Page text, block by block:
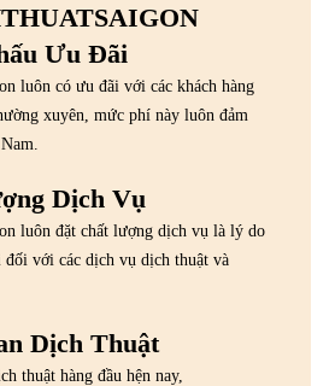
Ưu Đãi
luôn có ưu đãi với các khách hàng
xuyên, mức phí này luôn đảm
Dịch Vụ
luôn đặt chất lượng dịch vụ là lý do
đối với các dịch vụ dịch thuật và
Dịch Thuật
thuật hàng đầu hện nay,